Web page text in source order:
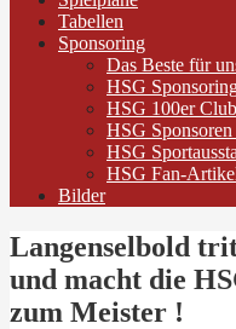
Tabellen
Sponsoring
Das Beste für
HSG
HSG 100er Club
HSG
HSG
HSG Fan-
Bilder
Langenselbold
und macht die
zum Meister !